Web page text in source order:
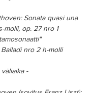
Sonata quasi una
molli, op. 27 nro 1
nro 2 h-molli
väliaika -